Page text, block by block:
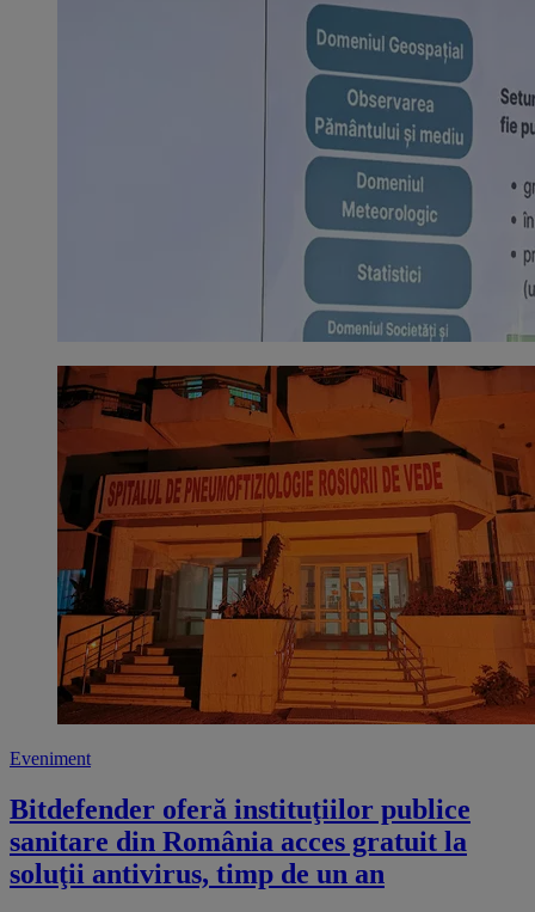
Eveniment
Bitdefender oferă instituţiilor publice
sanitare din România acces gratuit la
soluţii antivirus, timp de un an